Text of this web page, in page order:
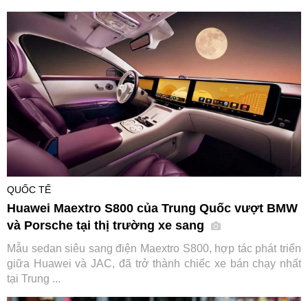
QUỐC TẾ
Huawei Maextro S800 của Trung Quốc vượt BMW
và Porsche tại thị trường xe sang
Mẫu sedan siêu sang điện Maextro S800, hợp tác phát triển
giữa Huawei và JAC, đã trở thành chiếc xe bán chạy nhất
tại Trung ...